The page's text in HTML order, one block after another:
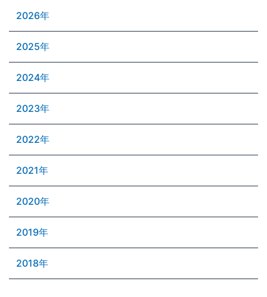
2026年
2025年
2024年
2023年
2022年
2021年
2020年
2019年
2018年